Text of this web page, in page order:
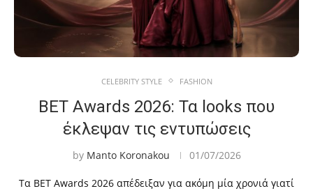
CELEBRITY STYLE FASHION
BET Awards 2026: Τα looks που
έκλεψαν τις εντυπώσεις
by Manto Koronakou 01/07/2026
Τα BET Awards 2026 απέδειξαν για ακόμη μία χρονιά γιατί